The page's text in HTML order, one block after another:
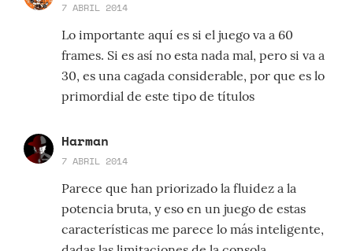
7 ABRIL 2014
Lo importante aquí es si el juego va a 60
frames. Si es así no esta nada mal, pero si va a
30, es una cagada considerable, por que es lo
primordial de este tipo de títulos
Harman
7 ABRIL 2014
Parece que han priorizado la fluidez a la
potencia bruta, y eso en un juego de estas
características me parece lo más inteligente,